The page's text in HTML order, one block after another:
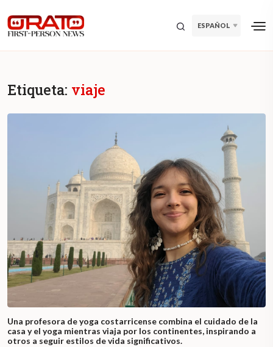
ESPAÑOL
Etiqueta: viaje
Una profesora de yoga costarricense combina el cuidado de la
casa y el yoga mientras viaja por los continentes, inspirando a
otros a seguir estilos de vida significativos.